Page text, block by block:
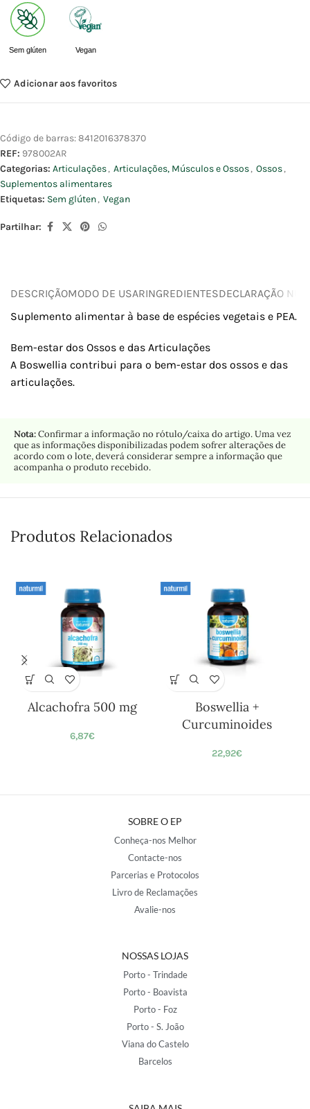
Sem glúten Vegan
Adicionar aos favoritos
Código de barras:8412016378370
REF: 978002AR
Categorias: Articulações, Articulações, Músculos e Ossos, Ossos,
Suplementos alimentares
Etiquetas: Sem glúten, Vegan
Partilhar:
DESCRIÇÃOMODO DE USARINGREDIENTESDECLARAÇÃO
Suplemento alimentar à base de espécies vegetais e PEA.
Bem-estar dos Ossos e das Articulações
A Boswellia contribui para o bem-estar dos ossos e das
articulações.
Nota:Confirmar a informação no rótulo/caixa do artigo. Uma vez
que as informações disponibilizadas podem sofrer alterações de
acordo com o lote, deverá considerar sempre a informação que
acompanha o produto recebido.
Produtos Relacionados
Alcachofra 500 mg
6,87€
Boswellia +
Curcuminoides
22,92€
SOBRE O EP
Conheça-nos Melhor
Contacte-nos
Parcerias e Protocolos
Livro de Reclamações
Avalie-nos
NOSSAS LOJAS
Porto - Trindade
Porto - Boavista
Porto - Foz
Porto - S. João
Viana do Castelo
Barcelos